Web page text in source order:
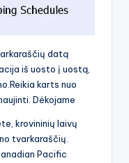
datą
iš uosto į uostą,
karts nuo
Dėkojame
krovininių laivų
tvarkaraščių.
Pacific